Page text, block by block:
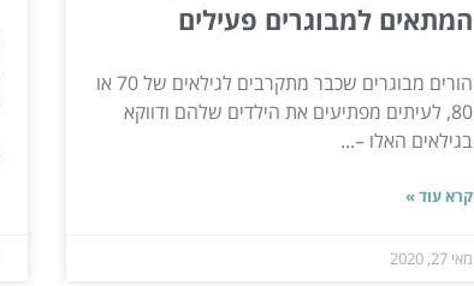
המתאים למבוגרים פעילים
הורים מבוגרים שכבר מתקרבים לגילאים של 70 או
80, לעיתים מפתיעים את הילדים שלהם ודווקא
בגילאים האלו –...
קרא עוד »
מאי 27, 2020